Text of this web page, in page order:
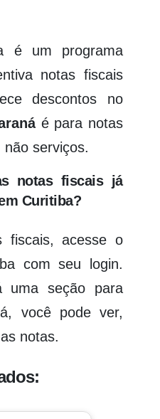
é um programa
notas fiscais
descontos no
é para notas
serviços.
notas fiscais já
Curitiba?
fiscais, acesse o
com seu login.
uma seção para
você pode ver,
notas.